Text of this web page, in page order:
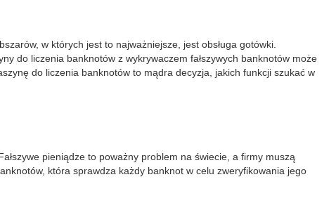
w których jest to najważniejsze, jest obsługa gotówki.
do liczenia banknotów z wykrywaczem fałszywych banknotów może
do liczenia banknotów to mądra decyzja, jakich funkcji szukać w
pieniądze to poważny problem na świecie, a firmy muszą
która sprawdza każdy banknot w celu zweryfikowania jego